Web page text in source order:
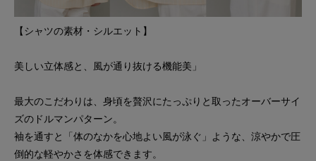
【シャツの素材・シルエット】
美しい立体感と、風が通り抜ける機能美」
最大のこだわりは、身頃を贅沢にたっぷりと取ったオーバーサイ
ズのドルマンパターン。
袖を通すと「体のなかを心地よい風が泳ぐ」ような、涼やかで圧
倒的な軽やかさを体感できます。